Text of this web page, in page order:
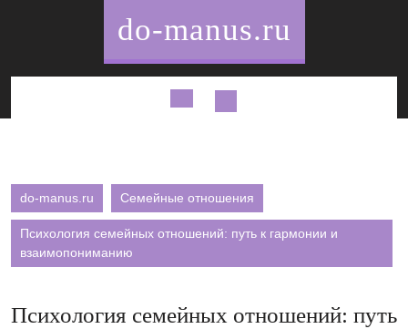
do-manus.ru
Кнопка
do-manus.ru Семейные отношения
Психология семейных отношений: путь к гармонии и
взаимопониманию
Психология семейных отношений: путь